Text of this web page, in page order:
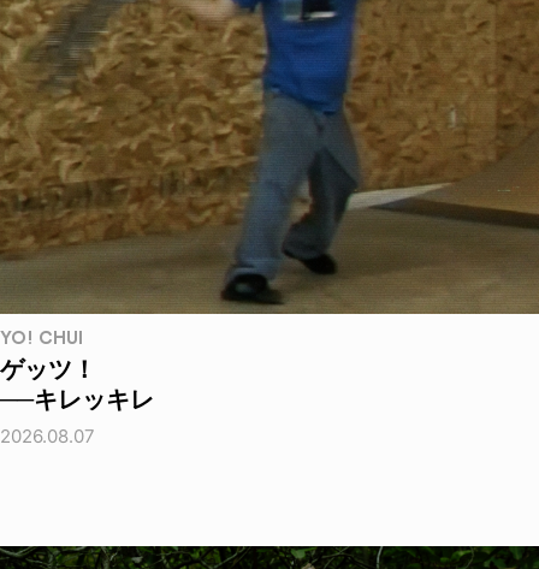
YO! CHUI
ゲッツ！
──キレッキレ
2026.08.07